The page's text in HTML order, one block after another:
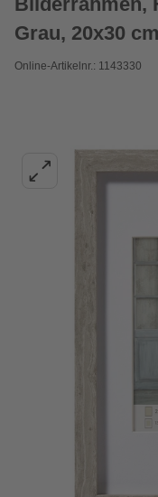
Grau, 20x30 cm
Online-Artikelnr.: 1143330